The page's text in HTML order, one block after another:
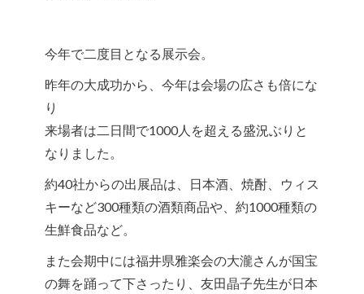
今年で二度目となる展示会。
昨年の大成功から、今年は会場の広さも倍にな
り
来場者は二日間で1000人を超える盛況ぶりと
なりました。
約40社からの出展品は、日本酒、焼酎、ウィス
キーなど300種類の酒類商品や、約1000種類の
生鮮食品など。
また会期中には福井県雅楽会の大瀧さんが国宝
の舞を踊って下さったり、友田晶子先生が日本